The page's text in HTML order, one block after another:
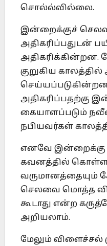
சொல்ல்வில்லை.
இன்றைக்குச்
அதிகரிப்பதுடன்
அதிகரிக்கின்றன.
குறுகிய
அதிகரிப்பதற்கு
கையாளப்படும்
நபியவர்கள்
எனவே இன்றைக்கு
கவனத்தில்
வருமானத்தையும்
செலவை மொத்த
கூடாது என்ற
அறியலாம்.
மேலும் விளைச்சல்